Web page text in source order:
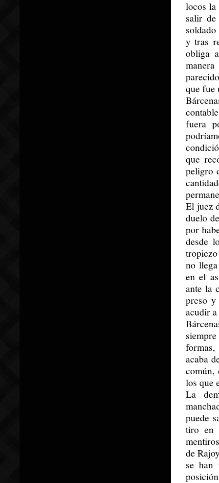
locos la
salir
y tras
obliga
que fue
fuera
que
peligro
El juez
duelo
por
desde
no
en el
ante la
preso
acudir
acaba
común,
los que
La
puede
tiro en
de
se han